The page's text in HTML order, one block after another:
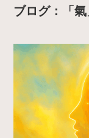
ブログ：「